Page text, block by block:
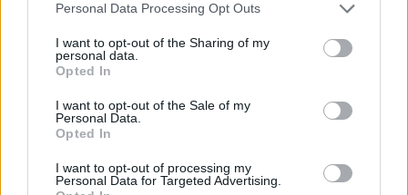
Personal Data Processing Opt Outs
I want to opt-out of the Sharing of my
personal data.
Opted In
I want to opt-out of the Sale of my
Personal Data.
Opted In
I want to opt-out of processing my
Personal Data for Targeted Advertising.
KEDVES OLVASÓNK!
tartozik, melynek olvasása előfizetéses
regisztrációhoz kötött.
Az előfizetés a következőket tartalmazza:
Portfolio.hu teljes cikkarchívum